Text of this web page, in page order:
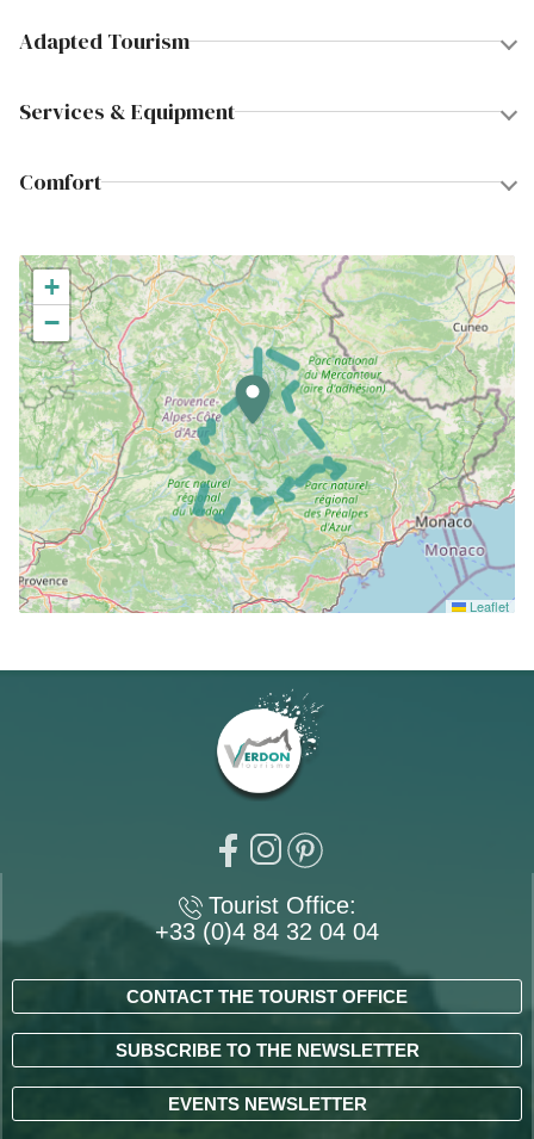
Adapted Tourism
Services & Equipment
Comfort
+
−
Leaflet
Tourist Office:
+33 (0)4 84 32 04 04
CONTACT THE TOURIST OFFICE
SUBSCRIBE TO THE NEWSLETTER
EVENTS NEWSLETTER